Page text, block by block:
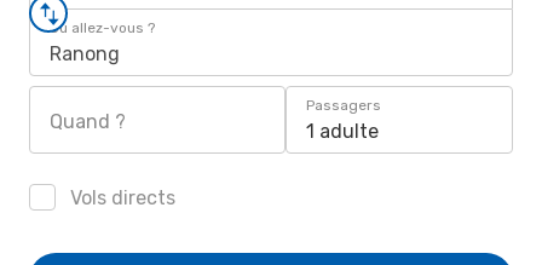
Où allez-vous ?
Ranong
Quand ?
Passagers
1 adulte
Vols directs